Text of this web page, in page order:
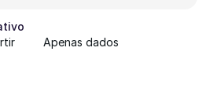
Apenas dados